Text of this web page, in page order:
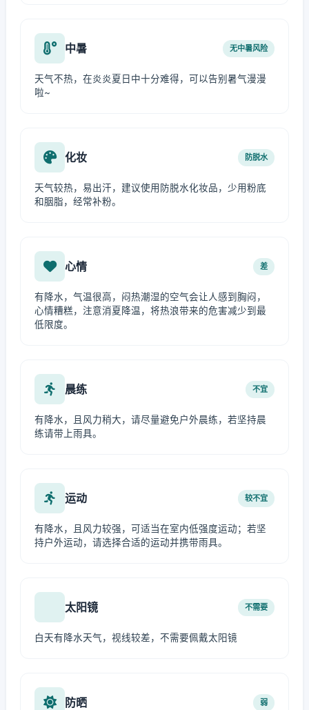
中暑 无中暑风险
天气不热，在炎炎夏日中十分难得，可以告别暑气漫漫
啦~
化妆 防脱水
天气较热，易出汗，建议使用防脱水化妆品，少用粉底
和胭脂，经常补粉。
心情 差
有降水，气温很高，闷热潮湿的空气会让人感到胸闷，
心情糟糕，注意消夏降温，将热浪带来的危害减少到最
低限度。
晨练 不宜
有降水，且风力稍大，请尽量避免户外晨练，若坚持晨
练请带上雨具。
运动 较不宜
有降水，且风力较强，可适当在室内低强度运动；若坚
持户外运动，请选择合适的运动并携带雨具。
太阳镜 不需要
白天有降水天气，视线较差，不需要佩戴太阳镜
防晒 弱